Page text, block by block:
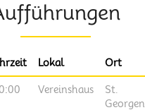
Lokal Ort
Vereinshaus
St.
Georgen